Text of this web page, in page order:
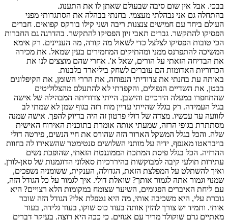
בבכי. אבל אין שום סיבה שבעולם שאתן לו את התענוג.
בהתחלה גם אני נבהלתי מעצמי. בחנתי בבהלה את הסתגרותי מפני
העולם ביחד עם חמישים צנצנות ריבה ושני קילו בורקס קפואים. חברים
הפסיקו להתקשר. גברים תאבי זיון הפסיקו להתקשר. בהדרגה גם החברות
הכי טובות הפסיקו לצלצל כדי לשאול מה קורה, מה העניינים. רק אימא
המשיכה להתפרנס ממני ומהתיקים המחמירים בעין שמאל. את מכירה
את הבדיחה הזאתי על הורים, שאל א'. אחרי שהם מוצצים לנו את
הכדוריות האדומות הם עוברים לשחק ביליארד בלבנות.
באותה עת בחנתי את צדודיתי הנפוחה, את הררי השומן, את הקיפלונים
בבטן, את השדיים הנפולים, והקפדתי לא להתעלם מהצלוליטים
שהתחפרו במעלה הירכיים והישבן. הייתי צדודיתה המבהילה של אישה
בגיל העמידה. רק בגלל שהייתי עדיין מוח רזה בגוף שמן לא שמתי לב
לזוועה עד עכשיו. מצדה של דולי פרטון זה היה בדיוק להפך. אישה שמנה
מסתתרת בגופי הרזה, שמעתי אותה אומרת בתוכנית האירוח האישית
שלה. והכל בגלל המשקל הארור הזה שהורס את חיי הנשים, פירטה דולי
בויבראטו מאנפף, ידיה על מותני השלושים סנטימטר שהשאירו לה בחוות
ההרזיה. הכל בגלל פיסת המתכת הממוגנטת הזאתי, שהופכת נשים
עתירות תולעי קיבה למבוקשות בהיררכיות סאלוני הדוגמנות של סאן-לורן.
ואיך להשתלט על המפלצת הזאת, הגדולה, הענקית, ששומניה נשפכים,
שמנוי וגמור אתה לגמור אותך? שואלת דולי. איך לגמור על כל הגודל הזה,
עם ליחת האיברים הפגומים, השיער שצומח במקומות הלא רצויים? היא
גוברת עלי, היא משכיבה אותי, מה היא נטפלת אלי? הגודל הזה שובר
אותי. ותמיד יש צורך להזין אותה בעוד כוס שוקו, בעוד גלידה, בעוד
מאתיים גרם שוקולד מריר עם אגוזים. כי ככה היא רוצה. בעיקר דברים